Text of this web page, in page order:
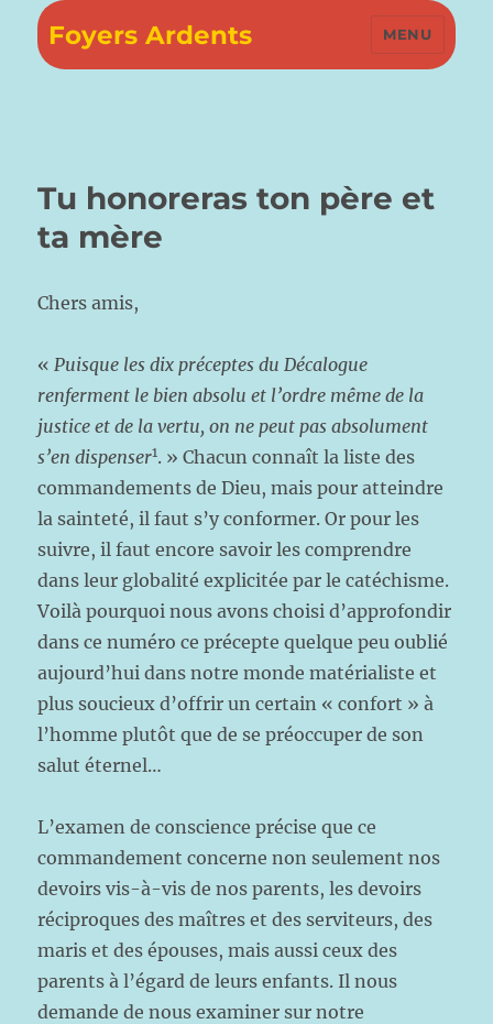
Foyers Ardents MENU
Tu honoreras ton père et
ta mère
Chers amis,
«Puisque les dix préceptes du Décalogue
renferment le bien absolu et l’ordre même de la
justice et de la vertu, on ne peut pas absolument
s’en dispenser1. » Chacun connaît la liste des
commandements de Dieu, mais pour atteindre
la sainteté, il faut s’y conformer. Or pour les
suivre, il faut encore savoir les comprendre
dans leur globalité explicitée par le catéchisme.
Voilà pourquoi nous avons choisi d’approfondir
dans ce numéro ce précepte quelque peu oublié
aujourd’hui dans notre monde matérialiste et
plus soucieux d’offrir un certain « confort » à
l’homme plutôt que de se préoccuper de son
salut éternel…
L’examen de conscience précise que ce
commandement concerne non seulement nos
devoirs vis-à-vis de nos parents, les devoirs
réciproques des maîtres et des serviteurs, des
maris et des épouses, mais aussi ceux des
parents à l’égard de leurs enfants. Il nous
demande de nous examiner sur notre